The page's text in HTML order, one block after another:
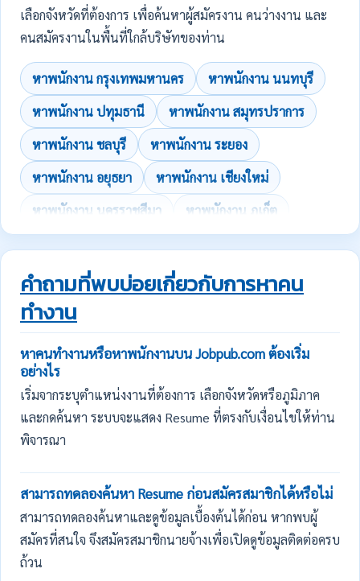
เลือกจังหวัดที่ต้องการ เพื่อค้นหาผู้สมัครงาน คนว่างงาน และ
คนสมัครงานในพื้นที่ใกล้บริษัทของท่าน
หาพนักงาน กรุงเทพมหานคร
หาพนักงาน นนทบุรี
หาพนักงาน ปทุมธานี
หาพนักงาน สมุทรปราการ
หาพนักงาน ชลบุรี
หาพนักงาน ระยอง
หาพนักงาน อยุธยา
หาพนักงาน เชียงใหม่
หาพนักงาน นครราชสีมา
หาพนักงาน ภูเก็ต
คำถามที่พบบ่อยเกี่ยวกับการหาคน
ทำงาน
หาคนทำงานหรือหาพนักงานบน Jobpub.com ต้องเริ่ม
อย่างไร
เริ่มจากระบุตำแหน่งงานที่ต้องการ เลือกจังหวัดหรือภูมิภาค
และกดค้นหา ระบบจะแสดง Resume ที่ตรงกับเงื่อนไขให้ท่าน
พิจารณา
สามารถทดลองค้นหา Resume ก่อนสมัครสมาชิกได้หรือไม่
สามารถทดลองค้นหาและดูข้อมูลเบื้องต้นได้ก่อน หากพบผู้
สมัครที่สนใจ จึงสมัครสมาชิกนายจ้างเพื่อเปิดดูข้อมูลติดต่อครบ
ถ้วน